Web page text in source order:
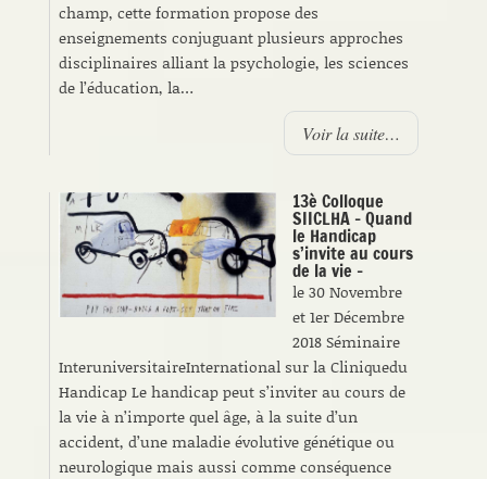
champ, cette formation propose des
enseignements conjuguant plusieurs approches
disciplinaires alliant la psychologie, les sciences
de l’éducation, la…
Voir la suite…
13è Colloque
SIICLHA – Quand
le Handicap
s’invite au cours
de la vie –
le 30 Novembre
et 1er Décembre
2018 Séminaire
InteruniversitaireInternational sur la Cliniquedu
Handicap Le handicap peut s’inviter au cours de
la vie à n’importe quel âge, à la suite d’un
accident, d’une maladie évolutive génétique ou
neurologique mais aussi comme conséquence